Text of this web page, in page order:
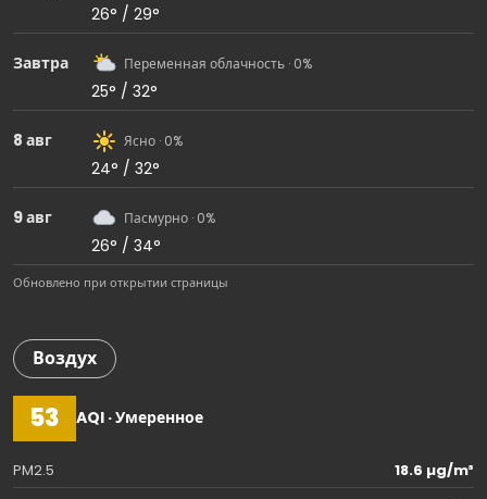
26° / 29°
Завтра Переменная облачность · 0%
25° / 32°
8 авг Ясно · 0%
24° / 32°
9 авг Пасмурно · 0%
26° / 34°
Обновлено при открытии страницы
Воздух
53 AQI · Умеренное
PM2.5
18.6 µg/m³